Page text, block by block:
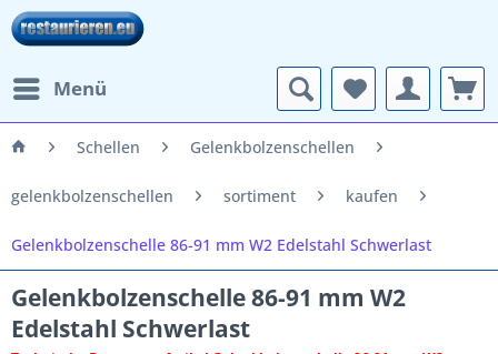
Menü
Schellen Gelenkbolzenschellen
gelenkbolzenschellen sortiment kaufen
Gelenkbolzenschelle 86-91 mm W2 Edelstahl Schwerlast
Gelenkbolzenschelle 86-91 mm W2
Edelstahl Schwerlast